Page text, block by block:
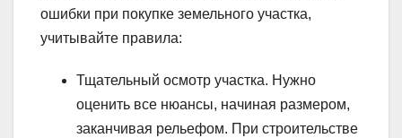
ошибки при покупке земельного участка,
учитывайте правила:
Тщательный осмотр участка. Нужно
оценить все нюансы, начиная размером,
заканчивая рельефом. При строительстве